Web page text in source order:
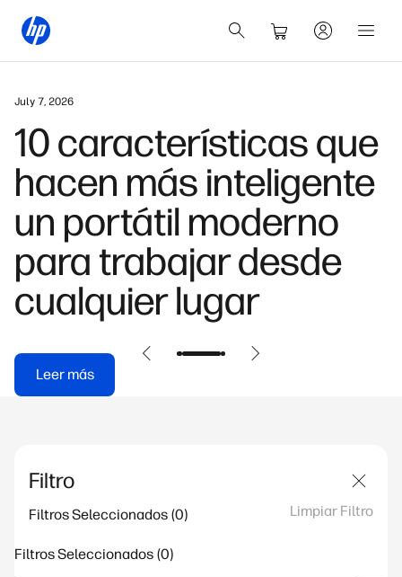
July 7, 2026
10 características que
hacen más inteligente
un portátil moderno
para trabajar desde
cualquier lugar
Leer más
Filtro
Filtros Seleccionados Limpiar Filtro
Filtros Seleccionados